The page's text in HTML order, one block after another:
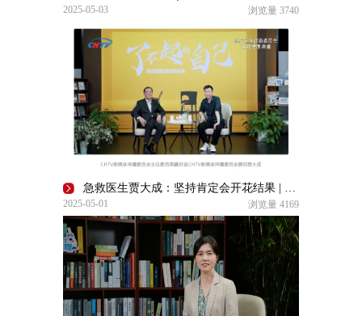
2025-05-03 浏览量 3740
急救医生贾大成：坚持肯定会开花结果 | 了不起的自己
2025-05-01 浏览量 4169